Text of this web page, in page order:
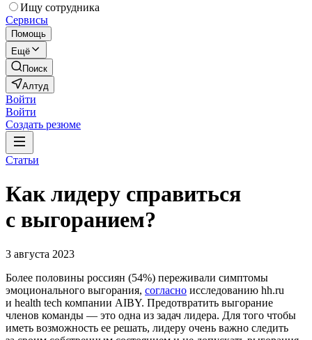
Ищу сотрудника
Сервисы
Помощь
Ещё
Поиск
Алтуд
Войти
Войти
Создать резюме
Статьи
Как лидеру справиться
с выгоранием?
3 августа 2023
Более половины россиян (54%) переживали симптомы
эмоционального выгорания, согласно исследованию hh.ru
и health tech компании AIBY. Предотвратить выгорание
членов команды — это одна из задач лидера. Для того чтобы
иметь возможность ее решать, лидеру очень важно следить